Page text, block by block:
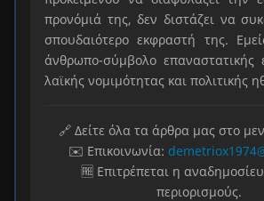
προνόμιά της, δεν διστάζει να
σπουδαιότερο εκφραστή της.
άνθρωπο-σύμβολο επαναστατικής
λαϊκής νομιμότητας και πολιτικής
🔗 Δείτε όλα τα άρθρα μας στο
✉️ Επικοινωνία:
🆓 Επιτρέπεται η
περιορισμούς.